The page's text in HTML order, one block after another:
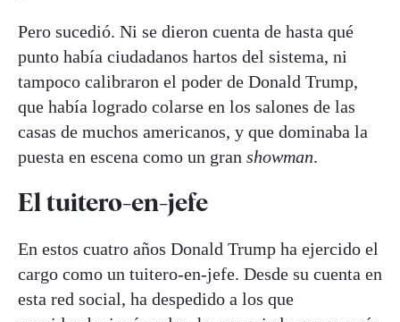
Pero sucedió. Ni se dieron cuenta de hasta qué
punto había ciudadanos hartos del sistema, ni
tampoco calibraron el poder de Donald Trump,
que había logrado colarse en los salones de las
casas de muchos americanos, y que dominaba la
puesta en escena como un gran showman.
El tuitero-en-jefe
En estos cuatro años Donald Trump ha ejercido el
cargo como un tuitero-en-jefe. Desde su cuenta en
esta red social, ha despedido a los que